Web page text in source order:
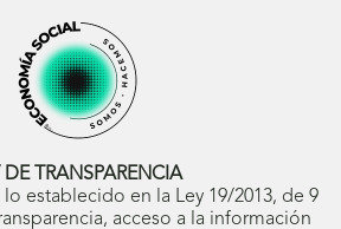
abrirá
en
ventana
nueva)
abrirá
en
ventana
nueva)
Blog
ONCE
(se
abrirá
en
ventana
abrirá
en
ventana
nueva)
DE TRANSPARENCIA
lo establecido en la Ley 19/2013, de 9
acceso a la información